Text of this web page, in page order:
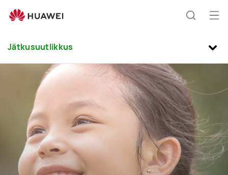
Ava
Jätkusuutlikkus